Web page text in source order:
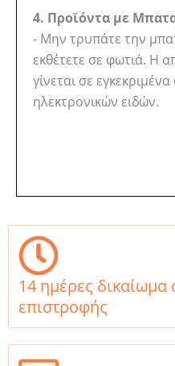
4. Προϊόντα με
- Μην τρυπάτε την
εκθέτετε σε φωτιά. Η
γίνεται σε
ηλεκτρονικών ειδών.
14 ημέρες δικαίωμα
επιστροφής